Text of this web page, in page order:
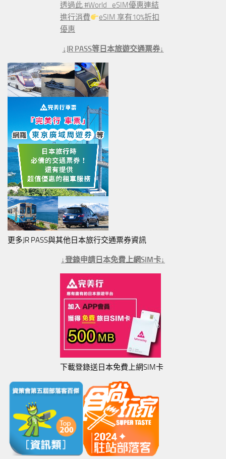
透過此 #World_eSIM優惠連結
進行消費
eSIM 享有10%折扣
優惠
↓JR PASS等日本旅遊交通票券↓
更多JR PASS與其他日本旅行交通票券資訊
↓登錄申請日本免費上網SIM卡↓
下載登錄送日本免費上網SIM卡